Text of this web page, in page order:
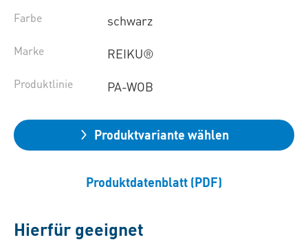
Farbe schwarz
Marke REIKU®
Produktlinie PA-WOB
Produktvariante wählen
Produktdatenblatt (PDF)
Hierfür geeignet